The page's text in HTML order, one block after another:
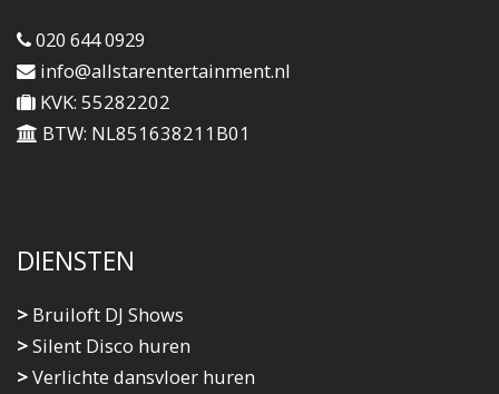
020 644 0929
info@allstarentertainment.nl
KVK: 55282202
BTW: NL851638211B01
DIENSTEN
> Bruiloft DJ Shows
>Silent Disco huren
>Verlichte dansvloer huren